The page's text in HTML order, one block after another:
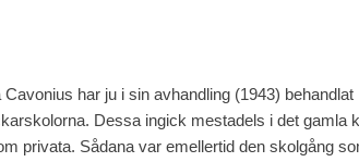
har ju i sin avhandling (1943) behandlat
Dessa ingick mestadels i det gamla
privata. Sådana var emellertid den skolgång